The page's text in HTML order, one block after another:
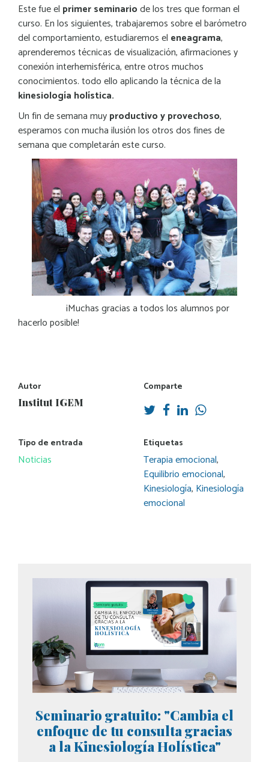
Autor
Institut IGEM
Comparte
Tipo de entrada
Noticias
Etiquetas
Terapia emocional,
Equilibrio emocional,
Kinesiología, Kinesiología
emocional
Este fue el primer seminariode los tres que forman el
curso. En los siguientes, trabajaremos sobre el barómetro
del comportamiento, estudiaremos el eneagrama,
aprenderemos técnicas de visualización, afirmaciones y
conexión interhemisférica, entre otros muchos
conocimientos. todo ello aplicando la técnica de la
kinesiología holística.
Un fin de semana muyproductivo y provechoso,
esperamos con mucha ilusión los otros dos fines de
semana que completarán este curso.
¡Muchas gracias a todos los alumnos por
hacerlo posible!
Seminario gratuito: "Cambia el
enfoque de tu consulta gracias
a la Kinesiología Holística"